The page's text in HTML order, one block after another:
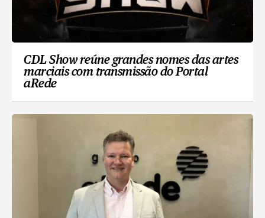
CDL Show reúne grandes nomes das artes
marciais com transmissão do Portal
aRede